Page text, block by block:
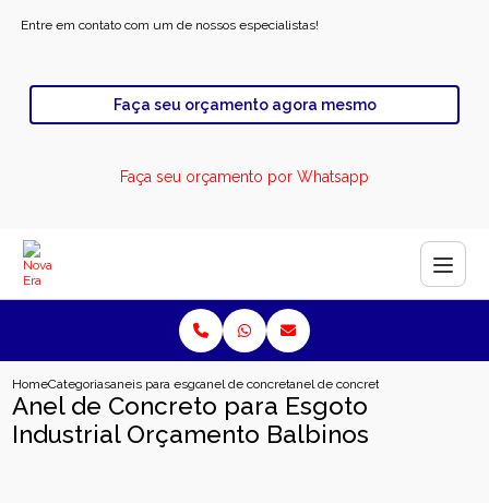
Entre em contato com um de nossos especialistas!
Faça seu orçamento agora mesmo
Faça seu orçamento por Whatsapp
HomeCategoriasaneis para esgotoanel de concreto para esgoto industrial
anel de concreto para esgoto
Anel de Concreto para Esgoto
Industrial Orçamento Balbinos